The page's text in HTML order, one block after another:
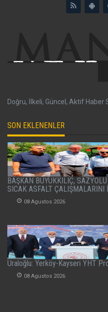
Doğru, İlkeli, Güncel, Aktif Haber
SON EKLENENLER
BAŞKAN BÜYÜKKILIÇ,
SICAK ASFALT ÇALIŞMALARINI
08 Agustos 2026
Uraloğlu: Yerköy-Kayseri YHT
08 Agustos 2026